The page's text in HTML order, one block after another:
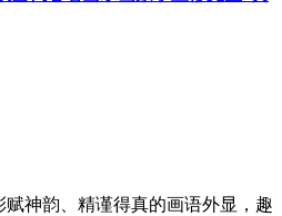
神韵、精谨得真的画语外显，趣